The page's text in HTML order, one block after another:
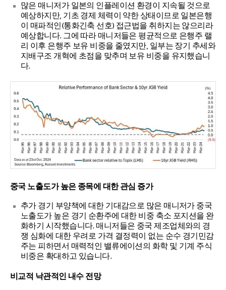
많은 매니저가 일본의 인플레이션 환경이 지속될 것으로
예상하지만, 기초 경제 체력이 약한 상태이므로 일본은행
이 매파적인(통화긴축 선호) 접근법을 취하지는 않으리라
예상합니다. 그에 따라 매니저들은 평균적으로 은행주 랠
리 이후 은행주 보유 비중을 줄였지만, 일부는 장기 추세와
지배구조 개혁에 초점을 맞추며 보유 비중을 유지했습니
다.
중국 노출도가 높은 종목에 대한 관심 증가
추가 경기 부양책에 대한 기대감으로 많은 매니저가 중국
노출도가 높은 경기 순환주에 대한 비중 축소 포지션을 완
화하기 시작했습니다. 매니저들은 중국 제조업체와의 경
쟁 심화에 대한 우려로 가격 결정력이 없는 순수 경기민감
주는 피하면서 매력적인 밸류에이션의 화학 및 기계 주식
비중은 확대하고 있습니다.
비교적 낙관적인 내수 전망